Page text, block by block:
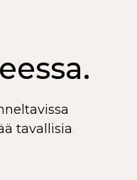
tavallisia